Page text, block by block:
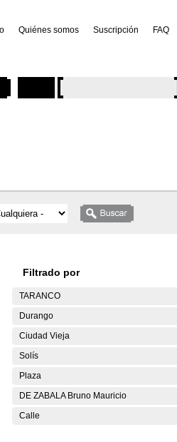
Quiénes somos Suscripción FAQ
Filtrado por
TARANCO
Durango
Ciudad Vieja
Solís
Plaza
DE ZABALA Bruno Mauricio
Calle